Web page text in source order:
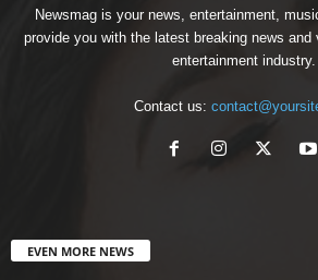
Newsmag is your news, entertainment,
provide you with the latest breaking news
entertainment industry.
Contact us:
EVEN MORE NEWS